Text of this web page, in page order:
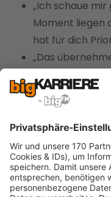
„Ich schaue mir
Moment liegen
hat für dich
„Das
„Ich arbeite
kann noch
Mit solchen
übernimmst
Mehr Input dazu